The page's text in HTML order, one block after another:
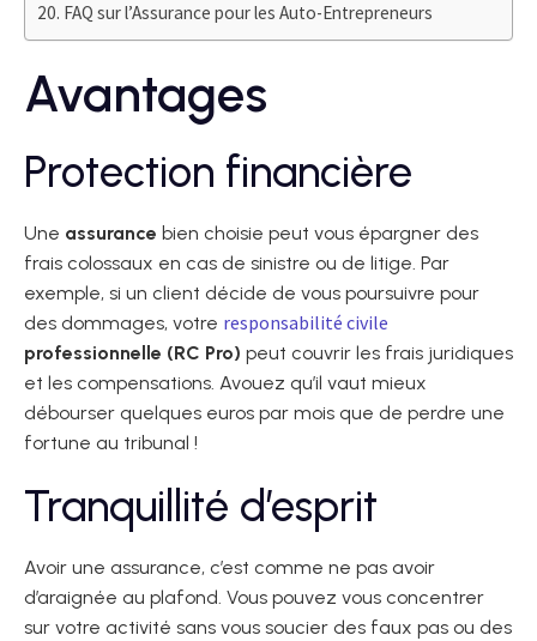
FAQ sur l’Assurance pour les Auto-Entrepreneurs
Avantages
Protection financière
Une assurance bien choisie peut vous épargner des
frais colossaux en cas de sinistre ou de litige. Par
exemple, si un client décide de vous poursuivre pour
des dommages, votre responsabilité civile
professionnelle (RC Pro) peut couvrir les frais juridiques
et les compensations. Avouez qu’il vaut mieux
débourser quelques euros par mois que de perdre une
fortune au tribunal !
Tranquillité d’esprit
Avoir une assurance, c’est comme ne pas avoir
d’araignée au plafond. Vous pouvez vous concentrer
sur votre activité sans vous soucier des faux pas ou des